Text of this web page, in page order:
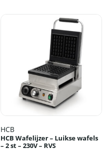
HCB
HCB Wafelijzer – Luikse wafels
– 2 st – 230V – RVS